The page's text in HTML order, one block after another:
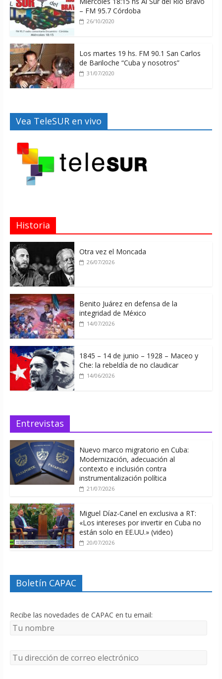
– FM 95.7 Córdoba
26/10/2020
Los martes 19 hs. FM 90.1 San Carlos
de Bariloche “Cuba y nosotros”
31/07/2020
Vea TeleSUR en vivo
Historia
Otra vez el Moncada
26/07/2026
Benito Juárez en defensa de la
integridad de México
14/07/2026
1845 – 14 de junio – 1928 – Maceo y
Che: la rebeldía de no claudicar
14/06/2026
Entrevistas
Nuevo marco migratorio en Cuba:
Modernización, adecuación al
contexto e inclusión contra
instrumentalización política
21/07/2026
Miguel Díaz-Canel en exclusiva a RT:
«Los intereses por invertir en Cuba no
están solo en EE.UU.» (video)
20/07/2026
Boletín CAPAC
Recibe las novedades de CAPAC en tu email: